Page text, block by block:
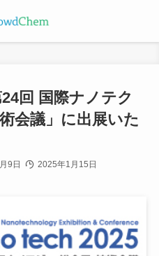
回 国際ナノテク
会議」に出展いた
9日 2025年1月15日